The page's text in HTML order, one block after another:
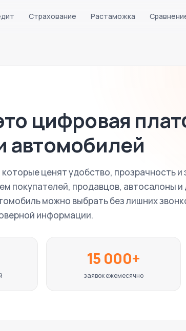
Страхование Растаможка
цифровая
автомобилей
ценят удобство, прозрачность
покупателей, продавцов, автосалоны и
можно выбрать без лишних
информации.
15 000+
заявок ежемесячно